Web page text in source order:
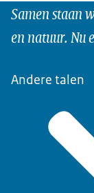
Samen staan
en natuur. Nu
Andere talen